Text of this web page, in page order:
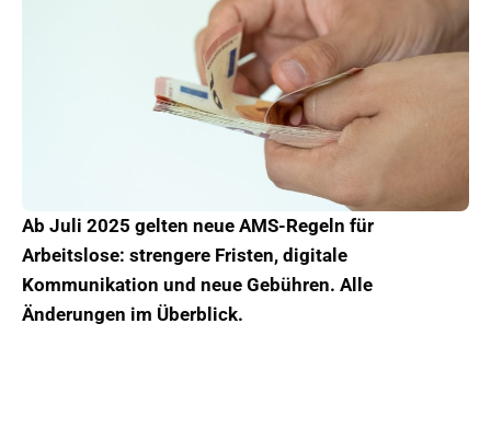
Ab Juli 2025 gelten neue AMS-Regeln für
Arbeitslose: strengere Fristen, digitale
Kommunikation und neue Gebühren. Alle
Änderungen im Überblick.